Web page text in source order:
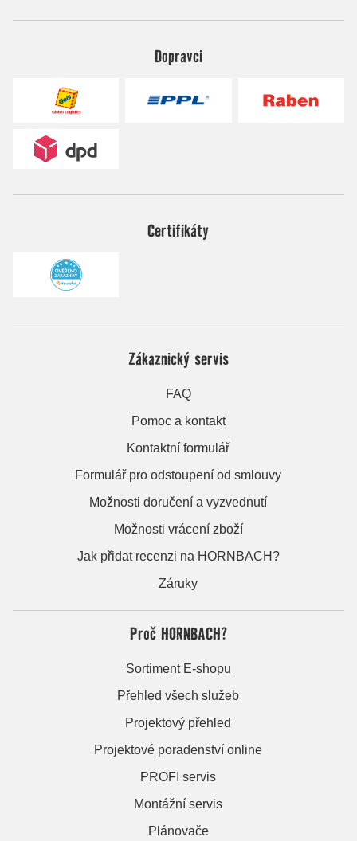
Dopravci
Certifikáty
Zákaznický servis
FAQ
Pomoc a kontakt
Kontaktní formulář
Formulář pro odstoupení od smlouvy
Možnosti doručení a vyzvednutí
Možnosti vrácení zboží
Jak přidat recenzi na HORNBACH?
Záruky
Proč HORNBACH?
Sortiment E-shopu
Přehled všech služeb
Projektový přehled
Projektové poradenství online
PROFI servis
Montážní servis
Plánovače